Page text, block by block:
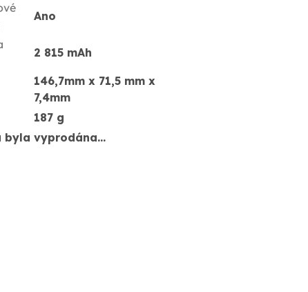
Ano
2 815 mAh
146,7mm x 71,5 mm x
7,4mm
187 g
byla vyprodána…